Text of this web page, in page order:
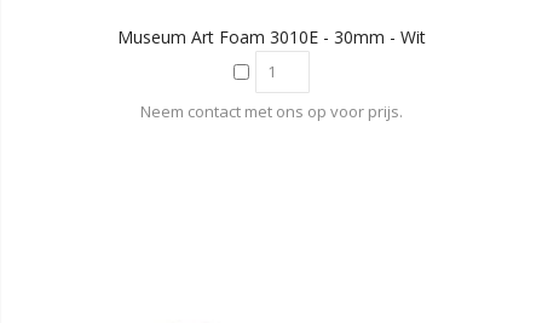
Museum Art Foam 3010E - 30mm - Wit
Neem contact met ons op voor prijs.